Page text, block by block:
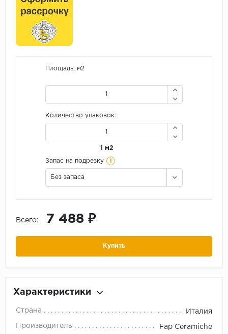
Площадь, м2
Количество упаковок:
1 м2
Запас на подрезку i
Без запаса
Всего: 7 488 ₽
Купить
Характеристики
Страна Италия
Производитель Fap Ceramiche